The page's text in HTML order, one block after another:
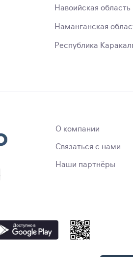
Навоийская область
Наманганская
Республика
О компании
Связаться с нами
Наши партнёры